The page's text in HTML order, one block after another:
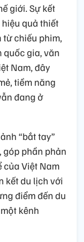
giới. Sự kết
quả thiết
chiếu phim,
quốc gia, văn
Nam, đây
tiềm năng
đang ở
“bắt tay”
góp phần phản
Việt Nam
kết du lịch với
điểm đến du
kênh